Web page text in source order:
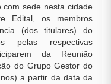
com sede nesta cidade
Edital, os membros
(dos titulares) do
pelas respectivas
da Reunião
do Grupo Gestor do
a partir da data da